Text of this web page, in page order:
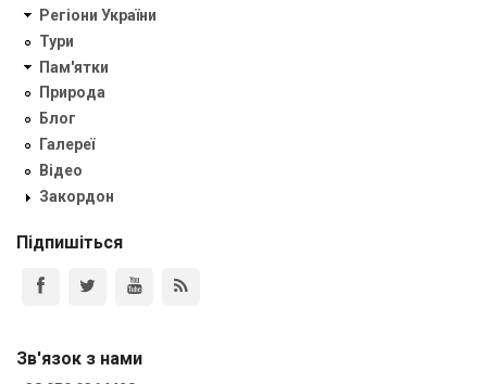
Регіони України
Тури
Пам'ятки
Природа
Блог
Галереї
Відео
Закордон
Підпишіться
Зв'язок з нами